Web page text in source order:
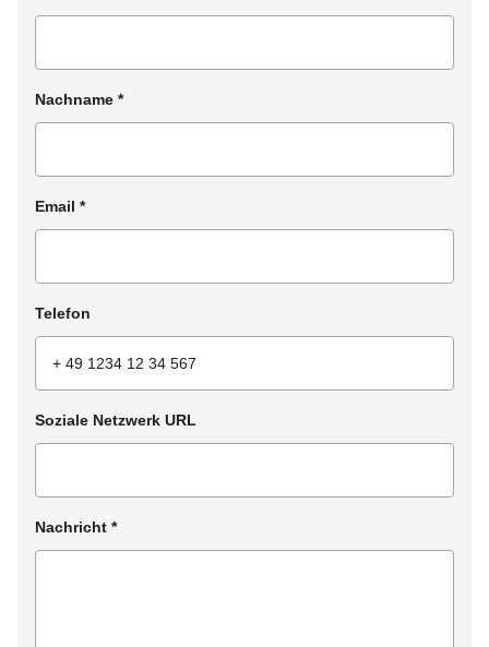
Nachname *
Email *
Telefon
Soziale Netzwerk URL
Nachricht *